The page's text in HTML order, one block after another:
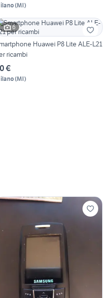
(MI)
6
Huawei P8 Lite ALE-L21
ricambi
€
(MI)